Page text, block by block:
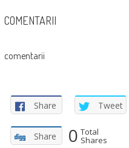
COMENTARII
comentarii
Share Tweet
Share 0 Total
Shares